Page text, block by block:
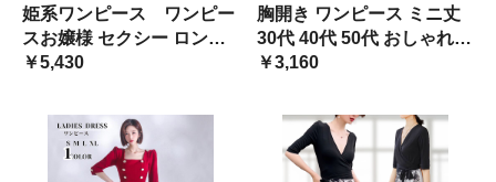
呼ばれ ロング丈 パーティド
レス 上品 通勤 エレガント
可愛い スリム キャ 大人
姫系ワンピース ワンピー
スお嬢様 セクシー ロング
ワンピース 二次会 結婚式
ゃれ レディース 韓国 ファ
ッション二次会 結婚式 キ
ャバ パーティ デート 9
￥5,430
タイト 切り替え 着痩せ お
呼ばれ ブルー 上品 通勤 エ
レガント パーティドレス
胸開き ワンピース ミニ丈
30代 40代 50代 おしゃれ
レディース キャバ パーテ
￥3,160